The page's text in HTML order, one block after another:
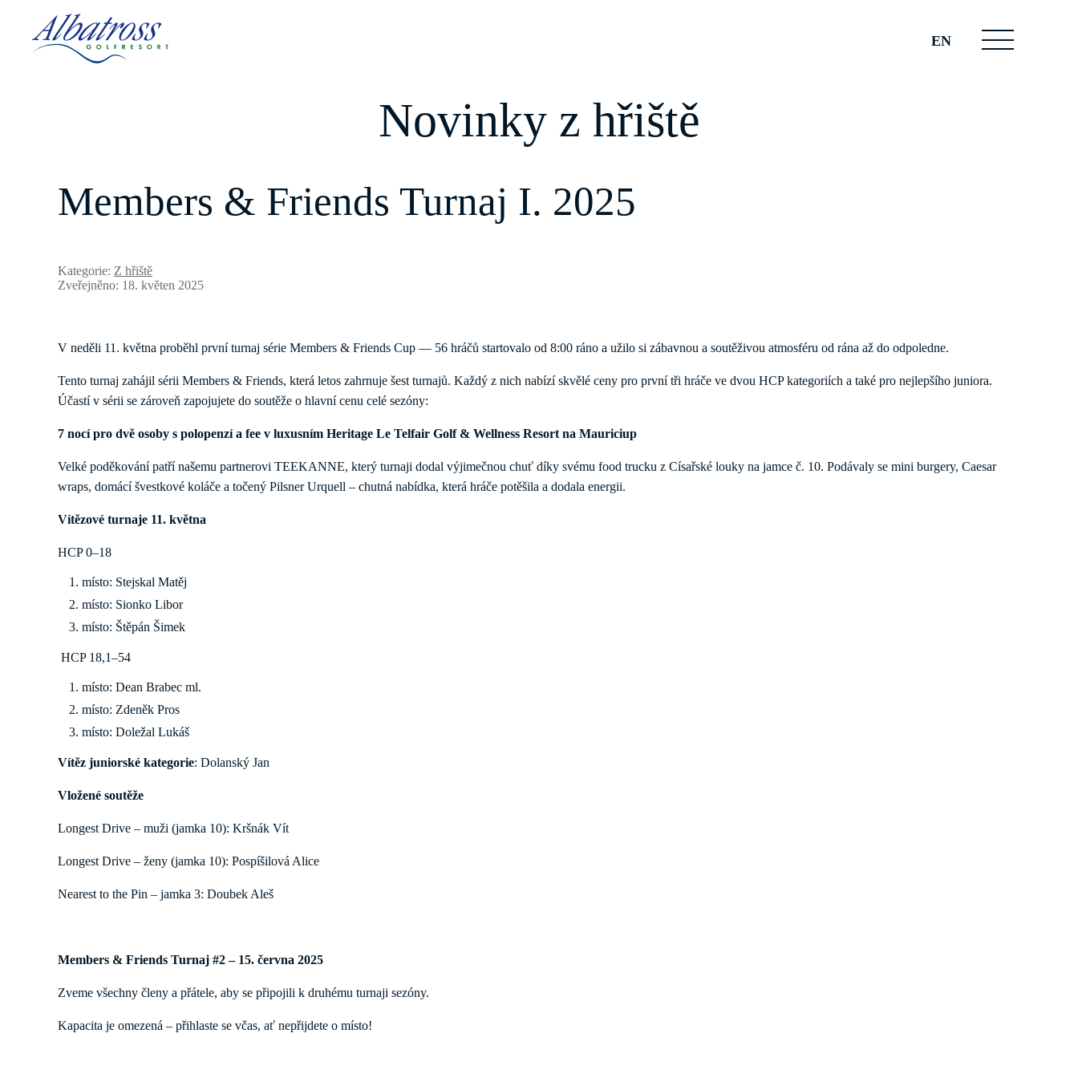
EN
Novinky z hřiště
Members & Friends Turnaj I. 2025
Kategorie: Z hřiště
Zveřejněno: 18. květen 2025
V neděli 11. května proběhl první turnaj série Members & Friends Cup — 56 hráčů startovalo od 8:00 ráno a užilo si zábavnou a soutěživou atmosféru od rána až do odpoledne.
Tento turnaj zahájil sérii Members & Friends, která letos zahrnuje šest turnajů. Každý z nich nabízí skvělé ceny pro první tři hráče ve dvou HCP kategoriích a také pro nejlepšího juniora.
Účastí v sérii se zároveň zapojujete do soutěže o hlavní cenu celé sezóny:
7 nocí pro dvě osoby s polopenzí a fee v luxusním Heritage Le Telfair Golf & Wellness Resort na Mauriciup
Velké poděkování patří našemu partnerovi TEEKANNE, který turnaji dodal výjimečnou chuť díky svému food trucku z Císařské louky na jamce č. 10. Podávaly se mini burgery, Caesar
wraps, domácí švestkové koláče a točený Pilsner Urquell – chutná nabídka, která hráče potěšila a dodala energii.
Vítězové turnaje 11. května
HCP 0–18
místo: Stejskal Matěj
místo: Sionko Libor
místo: Štěpán Šimek
HCP 18,1–54
místo: Dean Brabec ml.
místo: Zdeněk Pros
místo: Doležal Lukáš
Vítěz juniorské kategorie: Dolanský Jan
Vložené soutěže
Longest Drive – muži (jamka 10): Kršnák Vít
Longest Drive – ženy (jamka 10): Pospíšilová Alice
Nearest to the Pin – jamka 3: Doubek Aleš
Members & Friends Turnaj #2 – 15. června 2025
Zveme všechny členy a přátele, aby se připojili k druhému turnaji sezóny.
Kapacita je omezená – přihlaste se včas, ať nepřijdete o místo!